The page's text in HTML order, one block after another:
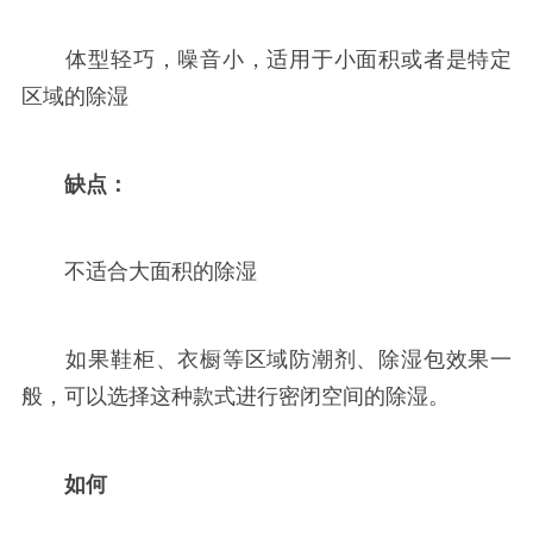
体型轻巧，噪音小，适用于小面积或者是特定
区域的除湿
缺点：
不适合大面积的除湿
如果鞋柜、衣橱等区域防潮剂、除湿包效果一
般，可以选择这种款式进行密闭空间的除湿。
如何